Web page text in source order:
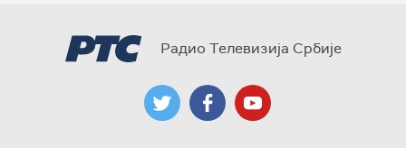
Радио Телевизија Србије